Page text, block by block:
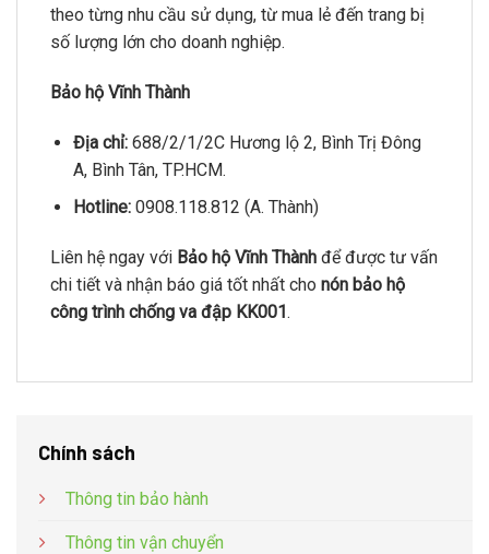
theo từng nhu cầu sử dụng, từ mua lẻ đến trang bị
số lượng lớn cho doanh nghiệp.
Bảo hộ Vĩnh Thành
Địa chỉ:688/2/1/2C Hương lộ 2, Bình Trị Đông
A, Bình Tân, TP.HCM.
Hotline:0908.118.812 (A. Thành)
Liên hệ ngay với Bảo hộ Vĩnh Thành để được tư vấn
chi tiết và nhận báo giá tốt nhất cho nón bảo hộ
công trình chống va đập KK001.
Chính sách
Thông tin bảo hành
Thông tin vận chuyển